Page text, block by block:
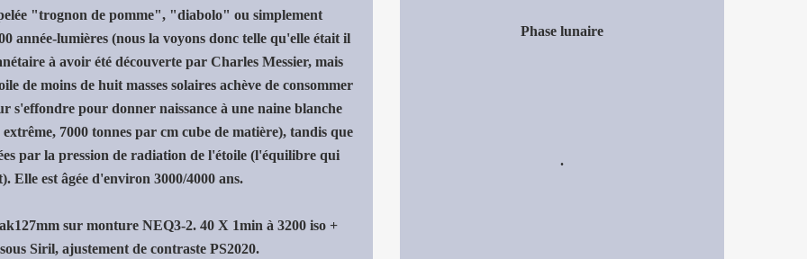
"trognon de pomme", "diabolo" ou simplement
année-lumières (nous la voyons donc telle qu'elle était il
à avoir été découverte par Charles Messier, mais
de moins de huit masses solaires achève de consommer
pour donner naissance à une naine blanche
7000 tonnes par cm cube de matière), tandis que
par la pression de radiation de l'étoile (l'équilibre qui
Elle est âgée d'environ 3000/4000 ans.
sur monture NEQ3-2. 40 X 1min à 3200 iso +
Siril, ajustement de contraste PS2020.
Phase lunaire
.